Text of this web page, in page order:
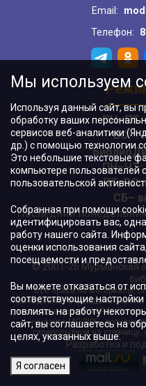
Email:
Телефон:
ПН–ПТ:
ВС:
ПН–ЧТ:
ПТ, ВС:
СБ–
Последний
© 2001-26 Мурманская
Все права на материалы,
принадлежат учреждению и/или
с законодательством РФ.
на сайте МОДЮБ,
гиперссылкой на страницу,
Разработка и
Мы используем
Используя данный сайт, вы
обработку ваших
сервисов веб-аналитики
др.) с помощью технологии
Это небольшие текстовые
компьютере пользователей
пользовательской
Собранная при помощи
идентифицировать вас,
работу нашего сайта.
оценки использования
посещаемости и
Вы можете отказаться от
соответствующие
повлиять на работу
сайт, вы соглашаетесь на
целях, указанных выше.
Я согласен